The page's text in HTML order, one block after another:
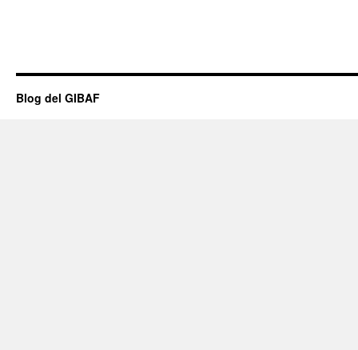
Blog del GIBAF